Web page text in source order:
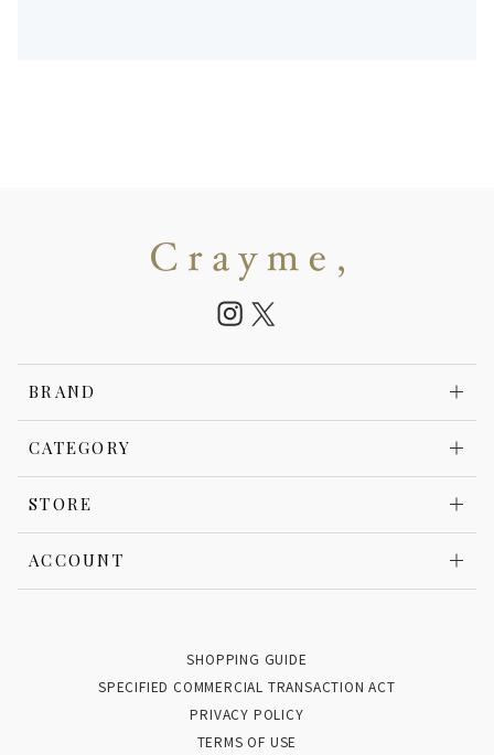
BRAND
CATEGORY
STORE
ACCOUNT
SHOPPING GUIDE
SPECIFIED COMMERCIAL TRANSACTION ACT
PRIVACY POLICY
TERMS OF USE